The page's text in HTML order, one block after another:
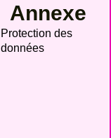
Annexe
Protection des
données